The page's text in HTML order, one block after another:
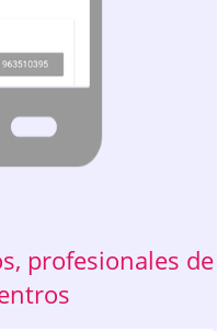
profesionales de